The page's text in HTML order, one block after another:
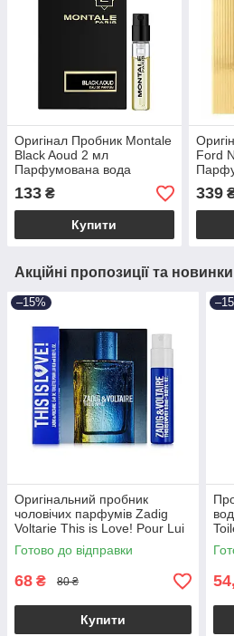
Оригінал Пробник Montale
Black Aoud 2 мл
Парфумована вода
133 ₴
Купити
Ford
339
Акційні пропозиції та новинки
–15%
Оригінальний пробник
чоловічих парфумів Zadig
Voltarie This is Love! Pour Lui
0,8ml, деревний фужерний
аромат
Готово до відправки
68 ₴ 80 ₴
Купити